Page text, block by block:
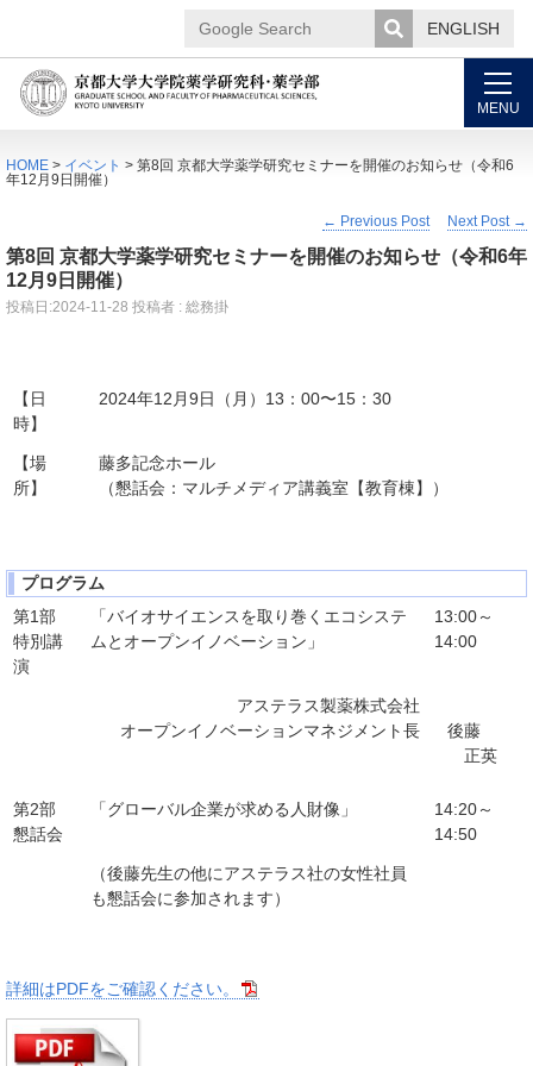
Google
ENGLISH
MENU
HOME > イベント > 第8回 京都大学薬学研究セミナーを開催のお知らせ（令和6
年12月9日開催）
← Previous Post Next Post →
第8回 京都大学薬学研究セミナーを開催のお知らせ（令和6年
12月9日開催）
投稿日:2024-11-28 投稿者 : 総務掛
【日
時】
2024年12月9日（月）13：00〜15：30
【場
所】
藤多記念ホール
（懇話会：マルチメディア講義室【教育棟】）
プログラム
第1部
特別講
演
「バイオサイエンスを取り巻くエコシステ
ムとオープンイノベーション」
13:00～
14:00
アステラス製薬株式会社
オープンイノベーションマネジメント長
後藤
正英
第2部
懇話会
「グローバル企業が求める⼈財像」
14:20～
14:50
（後藤先生の他にアステラス社の女性社員
も懇話会に参加されます）
詳細はPDFをご確認ください。